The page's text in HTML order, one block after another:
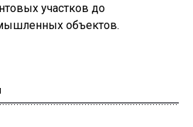
участков до
объектов.